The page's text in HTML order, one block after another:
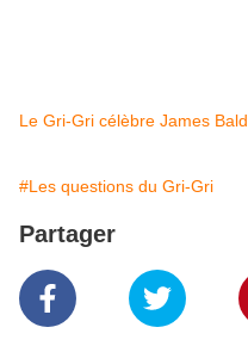
Le Gri-Gri célèbre James
#Les questions du Gri-Gri
Partager